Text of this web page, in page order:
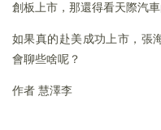
創板上市，那還得看天際汽
如果真的赴美成功上市，張
會聊些啥呢？
作者 慧澤李